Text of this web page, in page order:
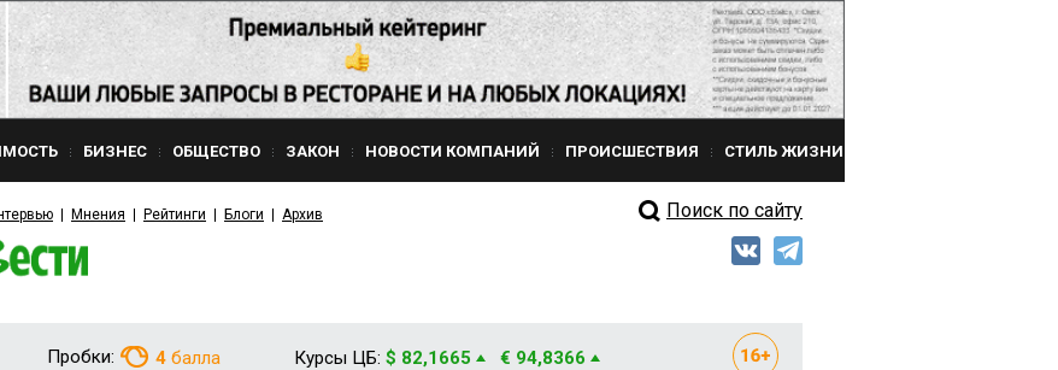
БИЗНЕС ОБЩЕСТВО ЗАКОН НОВОСТИ КОМПАНИЙ ПРОИСШЕСТВИЯ СТИЛЬ ЖИЗНИ
Мнения Рейтинги Блоги Архив Поиск по сайту
Пробки: 4 балла Курсы ЦБ: $ 82,1665 € 94,8366